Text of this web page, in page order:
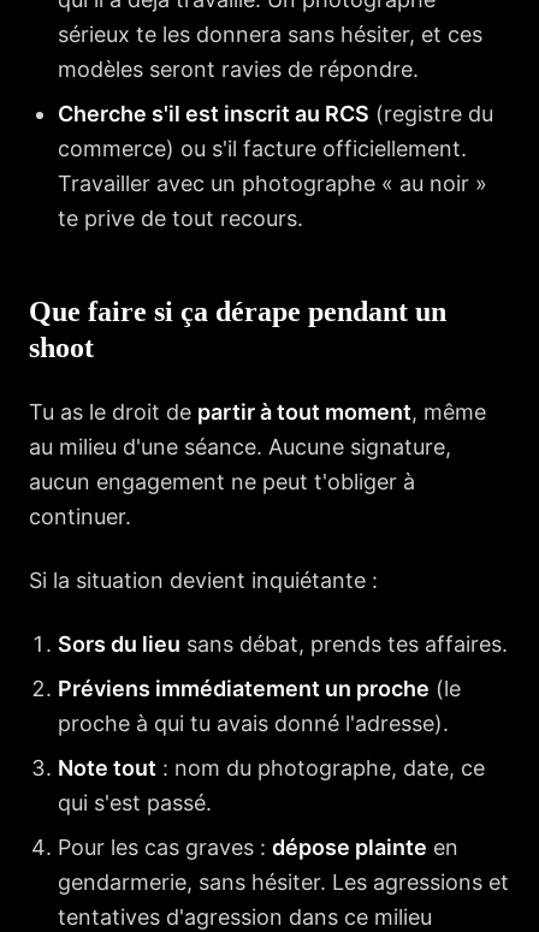
sérieux te les donnera sans hésiter, et ces
modèles seront ravies de répondre.
Cherche s'il est inscrit au RCS (registre du
commerce) ou s'il facture officiellement.
Travailler avec un photographe « au noir »
te prive de tout recours.
Que faire si ça dérape pendant un
shoot
Tu as le droit de partir à tout moment, même
au milieu d'une séance. Aucune signature,
aucun engagement ne peut t'obliger à
continuer.
Si la situation devient inquiétante :
Sors du lieu sans débat, prends tes affaires.
Préviens immédiatement un proche (le
proche à qui tu avais donné l'adresse).
Note tout : nom du photographe, date, ce
qui s'est passé.
Pour les cas graves : dépose plainte en
gendarmerie, sans hésiter. Les agressions et
tentatives d'agression dans ce milieu